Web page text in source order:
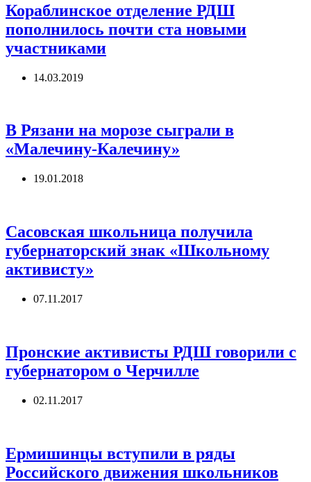
Кораблинское отделение РДШ
пополнилось почти ста новыми
участниками
14.03.2019
В Рязани на морозе сыграли в
«Малечину-Калечину»
19.01.2018
Сасовская школьница получила
губернаторский знак «Школьному
активисту»
07.11.2017
Пронские активисты РДШ говорили с
губернатором о Черчилле
02.11.2017
Ермишинцы вступили в ряды
Российского движения школьников